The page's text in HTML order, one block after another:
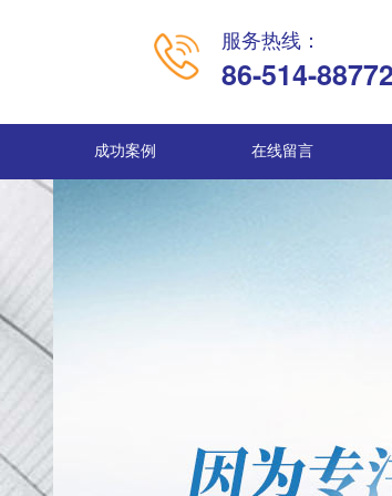
服务热线：
86-514-
成功案例 在线留言